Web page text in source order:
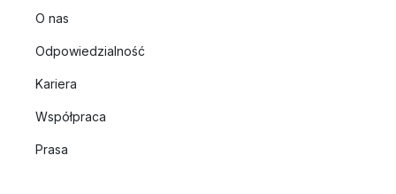
O nas
Odpowiedzialność
Kariera
Współpraca
Prasa